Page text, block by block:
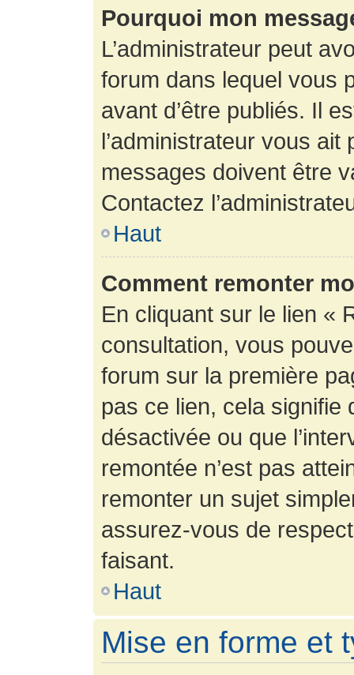
Pourquoi mon
L’administrateur peut
forum dans lequel vous
avant d’être publiés. Il
l’administrateur vous
messages doivent être
Contactez
Haut
Comment remonter
En cliquant sur le lien «
consultation, vous
forum sur la première
pas ce lien, cela signifie
désactivée ou que
remontée n’est pas
remonter un sujet
assurez-vous de
faisant.
Haut
Mise en forme et